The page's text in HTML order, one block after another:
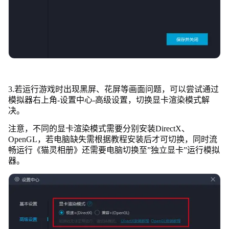
3.若运行游戏时出现黑屏、花屏等画面问题，可以尝试通过
模拟器右上角-设置中心-高级设置，切换显卡渲染模式解
决。
注意，不同的显卡渲染模式需要分别安装DirectX、
OpenGL，若电脑缺失需根据教程安装后才可切换，同时流
畅运行《猫灵相册》还需要电脑切换至”独立显卡”运行模拟
器。